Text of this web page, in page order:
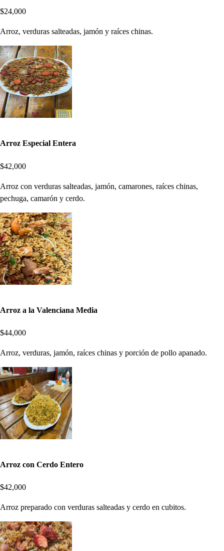
$24,000
Arroz, verduras salteadas, jamón y raíces chinas.
Arroz Especial Entera
$42,000
Arroz con verduras salteadas, jamón, camarones, raíces chinas,
pechuga, camarón y cerdo.
Arroz a la Valenciana Media
$44,000
Arroz, verduras, jamón, raíces chinas y porción de pollo apanado.
Arroz con Cerdo Entero
$42,000
Arroz preparado con verduras salteadas y cerdo en cubitos.